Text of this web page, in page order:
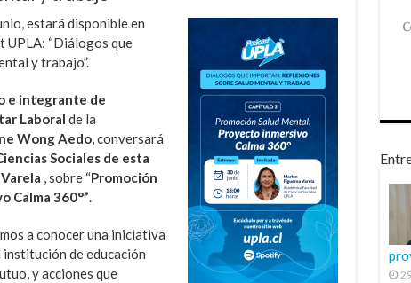
estará disponible en
“Diálogos que
y trabajo”.
e integrante de
Laboral de la
Wong Aedo, conversará
Sociales de esta
, sobre “Promoción
Calma 360°”
a conocer una iniciativa
institución de educación
y acciones que